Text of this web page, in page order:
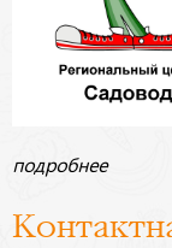
подробнее